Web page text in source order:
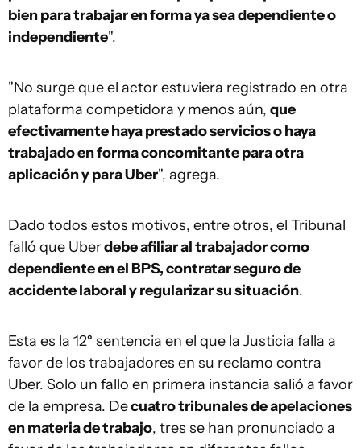
bien para trabajar en forma ya sea dependiente o
independiente".
"No surge que el actor estuviera registrado en otra
plataforma competidora y menos aún, que
efectivamente haya prestado servicios o haya
trabajado en forma concomitante para otra
aplicación y para Uber", agrega.
Dado todos estos motivos, entre otros, el Tribunal
falló que Uberdebe afiliar al trabajador como
dependiente en el BPS, contratar seguro de
accidente laboral y regularizar su situación.
Esta es la 12° sentencia en el que la Justicia falla a
favor de los trabajadores en su reclamo contra
Uber. Solo un fallo en primera instancia salió a favor
de la empresa. Decuatro tribunales de apelaciones
en materia de trabajo, tres se han pronunciado a